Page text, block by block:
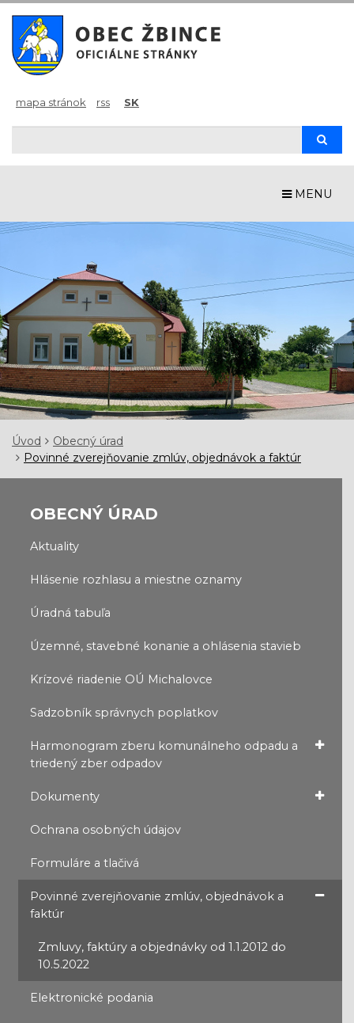
mapa stránok rss SK
MENU
Úvod
Obecný úrad
Povinné zverejňovanie zmlúv, objednávok a faktúr
OBECNÝ ÚRAD
Aktuality
Hlásenie rozhlasu a miestne oznamy
Úradná tabuľa
Územné, stavebné konanie a ohlásenia stavieb
Krízové riadenie OÚ Michalovce
Sadzobník správnych poplatkov
Harmonogram zberu komunálneho odpadu a
triedený zber odpadov
Dokumenty
Ochrana osobných údajov
Formuláre a tlačivá
Povinné zverejňovanie zmlúv, objednávok a
faktúr
Zmluvy, faktúry a objednávky od 1.1.2012 do
10.5.2022
Elektronické podania